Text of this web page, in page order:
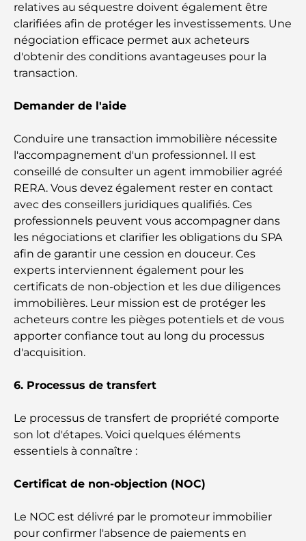
Les meilleurs endroits à visiter gratuitement à
Abou Dhabi
Les meilleures voitures électriques de luxe :
Comparaison des marchés de l’immobilier de luxe
À la découverte des marques de montres les plus
chères au monde
Les quartiers les plus chers de Dubaï pour vivre
dans le luxe
Les célébrités internationales les plus en vue qui
vivent à Dubaï
Les meilleurs restaurants avec vue sur le Burj
Khalifa pour une expérience culinaire mémorable
les parents
Activités divertissantes à Dubaï pour adultes : les
meilleures façons de profiter de la ville
architecturales de la ville
Les meilleures écoles de Dubaï pour les expatriés :
un guide complet pour les parents
relatives au séquestre doivent également être
clarifiées afin de protéger les investissements. Une
négociation efficace permet aux acheteurs
d'obtenir des conditions avantageuses pour la
transaction.
Demander de l'aide
Conduire une transaction immobilière nécessite
l'accompagnement d'un professionnel. Il est
conseillé de consulter un agent immobilier agréé
RERA. Vous devez également rester en contact
avec des conseillers juridiques qualifiés. Ces
professionnels peuvent vous accompagner dans
les négociations et clarifier les obligations du SPA
afin de garantir une cession en douceur. Ces
experts interviennent également pour les
certificats de non-objection et les due diligences
immobilières. Leur mission est de protéger les
acheteurs contre les pièges potentiels et de vous
apporter confiance tout au long du processus
d'acquisition.
6. Processus de transfert
Le processus de transfert de propriété comporte
son lot d'étapes. Voici quelques éléments
essentiels à connaître :
Certificat de non-objection (NOC)
Le NOC est délivré par le promoteur immobilier
pour confirmer l'absence de paiements en